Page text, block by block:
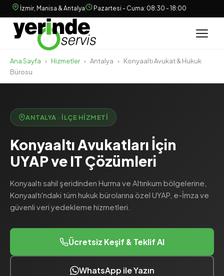
İzmir, Manisa & Antalya Pazartesi - Cuma: 08:30 - 18:00
Ana Sayfa › Hizmetler › Antalya › Konyaaltı Avukat & Hukuk
Bürosu
ANTALYA · İLÇE HIZMETI
Konyaaltı Avukatları İçin
UYAP ve IT Çözümleri
Konyaaltı sahil şeridinden Hurma ve Altınkum bölgelerine,
Konyaaltı'ndaki tüm hukuk bürolarına özel UYAP, e-İmza ve
güvenli veri yedekleme hizmetleri.
Ücretsiz Keşif & Teklif Al
WhatsApp ile Yazın